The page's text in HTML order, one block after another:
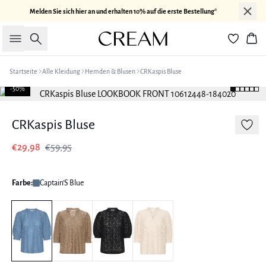
Melden Sie sich hier an und erhalten 10% auf die erste Bestellung*
Suche
Startseite Alle Kleidung Hemden & Blusen CRKaspis Bluse
-50%
CRKaspis Bluse
€29,98 €59,95
Farbe: Captain'S Blue